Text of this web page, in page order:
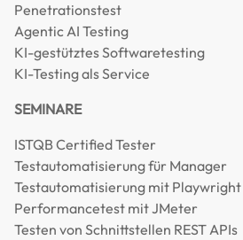
Penetrationstest
Agentic AI Testing
KI-gestütztes Softwaretesting
KI-Testing als Service
SEMINARE
ISTQB Certified Tester
Testautomatisierung für Manager
Testautomatisierung mit Playwright
Performancetest mit JMeter
Testen von Schnittstellen REST APIs